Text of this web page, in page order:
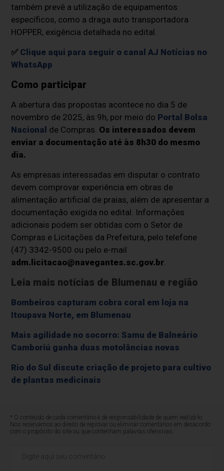
também prevê a utilização de equipamentos
específicos, como a draga auto transportadora
HOPPER, exigência detalhada no edital.
✅ Clique aqui para seguir o canal AJ Notícias no
WhatsApp
Como participar
A abertura das propostas acontece no dia 5 de
novembro de 2025, às 9h, por meio do Portal Bolsa
Nacional de Compras. Os interessados devem
enviar a documentação até às 8h30 do mesmo
dia.
As empresas interessadas em disputar o contrato
devem comprovar experiência em obras de
alimentação artificial de praias, além de apresentar a
documentação exigida no edital. Informações
adicionais podem ser obtidas com o Setor de
Compras e Licitações da Prefeitura, pelo telefone
(47) 3342-9500 ou pelo e-mail
adm.licitacao@navegantes.sc.gov.br
Leia mais notícias de Blumenau e região
Bombeiros capturam cobra coral em loja na
Itoupava Norte, em Blumenau
Mais agilidade no socorro: Samu de Balneário
Camboriú ganha duas motolâncias novas
Rio do Sul discute criação de projeto para cultivo
de plantas medicinais
* O conteúdo de cada comentário é de responsabilidade de quem realizá-lo.
Nos reservamos ao direito de reprovar ou eliminar comentários em desacordo
com o propósito do site ou que contenham palavras ofensivas.